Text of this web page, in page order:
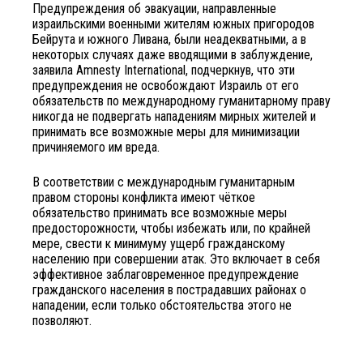
Предупреждения об эвакуации, направленные
израильскими военными жителям южных пригородов
Бейрута и южного Ливана, были неадекватными, а в
некоторых случаях даже вводящими в заблуждение,
заявила Amnesty International, подчеркнув, что эти
предупреждения не освобождают Израиль от его
обязательств по международному гуманитарному праву
никогда не подвергать нападениям мирных жителей и
принимать все возможные меры для минимизации
причиняемого им вреда.
В соответствии с международным гуманитарным
правом стороны конфликта имеют чёткое
обязательство принимать все возможные меры
предосторожности, чтобы избежать или, по крайней
мере, свести к минимуму ущерб гражданскому
населению при совершении атак. Это включает в себя
эффективное заблаговременное предупреждение
гражданского населения в пострадавших районах о
нападении, если только обстоятельства этого не
позволяют.